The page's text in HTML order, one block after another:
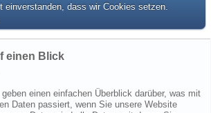
einverstanden, dass wir Cookies setzen.
einen Blick
einen einfachen Überblick darüber, was mit
Daten passiert, wenn Sie unsere Website